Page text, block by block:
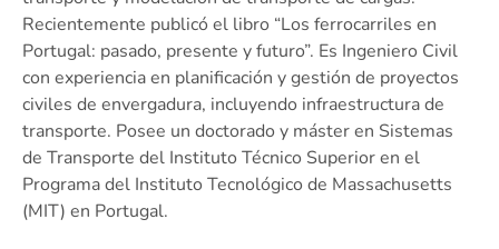
Recientemente publicó el libro “Los ferrocarriles en
Portugal: pasado, presente y futuro”. Es Ingeniero Civil
con experiencia en planificación y gestión de proyectos
civiles de envergadura, incluyendo infraestructura de
transporte. Posee un doctorado y máster en Sistemas
de Transporte del Instituto Técnico Superior en el
Programa del Instituto Tecnológico de Massachusetts
(MIT) en Portugal.